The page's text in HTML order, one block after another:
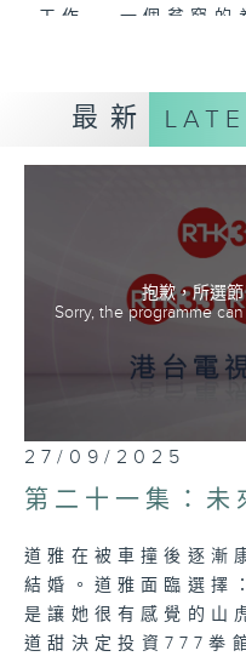
工作---一個貧窮的
三姐妹不得不忍耐
主演:
大姐道安
二姐道雅
Kreursuwansiri (
(卡黎莎·素帕琳格特)
最新
抱歉，所選
Sorry, the programme
27/09/2025
第二十一集：未
道雅在被車撞後逐漸
結婚。道雅面臨選擇
是讓她很有感覺的山
道甜決定投資777拳